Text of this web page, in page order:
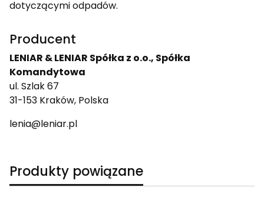
dotyczącymi odpadów.
Producent
LENIAR & LENIAR Spółka z o.o., Spółka
Komandytowa
ul. Szlak 67
31-153 Kraków, Polska
lenia@leniar.pl
Produkty powiązane